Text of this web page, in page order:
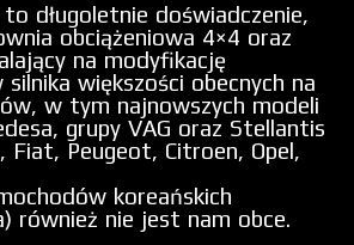
długoletnie doświadczenie,
obciążeniowa 4×4 oraz
na modyfikację
większości obecnych na
w tym najnowszych modeli
grupy VAG oraz Stellantis
Fiat, Peugeot, Citroen, Opel,
koreańskich
również nie jest nam obce.